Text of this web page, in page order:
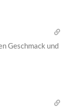
Geschmack und